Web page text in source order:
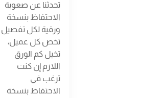
تحدثنا عن صعوبة
الاحتفاظ بنسخة
ورقية لكل تفصيل
تخص كل عميل،
تخيل كم الورق
اللازم إن كنت
ترغب في
الاحتفاظ بنسخة